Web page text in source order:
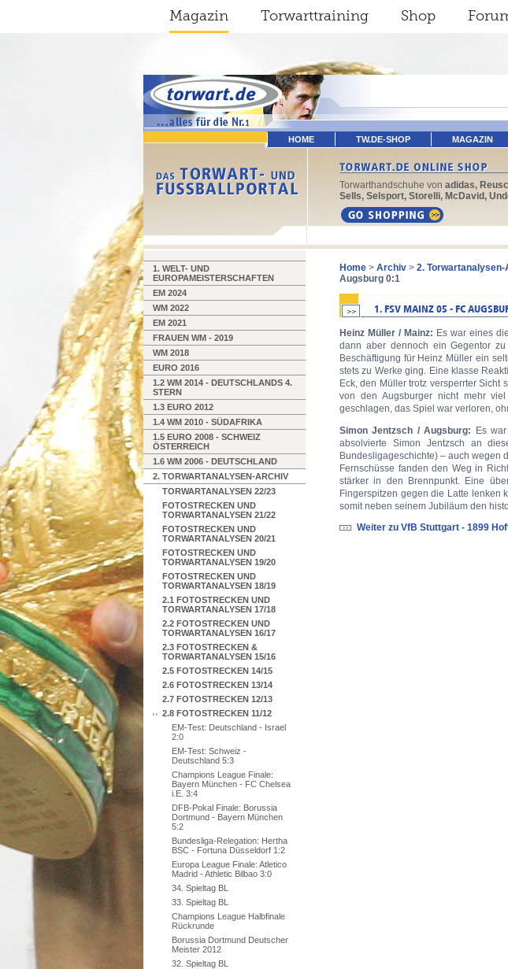
Magazin Torwarttraining Shop
HOME TW.DE-SHOP MAGAZIN
Torwarthandschuhe von adidas,
Sells, Selsport, Storelli, McDavid,
1. WELT- UND
EUROPAMEISTERSCHAFTEN
EM 2024
WM 2022
EM 2021
FRAUEN WM - 2019
WM 2018
EURO 2016
1.2 WM 2014 - DEUTSCHLANDS 4.
STERN
1.3 EURO 2012
1.4 WM 2010 - SÜDAFRIKA
1.5 EURO 2008 - SCHWEIZ
ÖSTERREICH
1.6 WM 2006 - DEUTSCHLAND
2. TORWARTANALYSEN-ARCHIV
TORWARTANALYSEN 22/23
FOTOSTRECKEN UND
TORWARTANALYSEN 21/22
FOTOSTRECKEN UND
TORWARTANALYSEN 20/21
FOTOSTRECKEN UND
TORWARTANALYSEN 19/20
FOTOSTRECKEN UND
TORWARTANALYSEN 18/19
2.1 FOTOSTRECKEN UND
TORWARTANALYSEN 17/18
2.2 FOTOSTRECKEN UND
TORWARTANALYSEN 16/17
2.3 FOTOSTRECKEN &
TORWARTANALYSEN 15/16
2.5 FOTOSTRECKEN 14/15
2.6 FOTOSTRECKEN 13/14
2.7 FOTOSTRECKEN 12/13
2.8 FOTOSTRECKEN 11/12
EM-Test: Deutschland - Israel
2:0
EM-Test: Schweiz -
Deutschland 5:3
Champions League Finale:
Bayern München - FC Chelsea
i.E. 3:4
DFB-Pokal Finale: Borussia
Dortmund - Bayern München
5:2
Bundesliga-Relegation: Hertha
BSC - Fortuna Düsseldorf 1:2
Europa League Finale: Atletico
Madrid - Athletic Bilbao 3:0
34. Spieltag BL
33. Spieltag BL
Champions League Halbfinale
Rückrunde
Borussia Dortmund Deutscher
Meister 2012
32. Spieltag BL
Home > Archiv > 2.
Augsburg 0:1
Heinz Müller / Mainz: Es war eines
dann aber dennoch ein Gegentor
Beschäftigung für Heinz Müller ein
stets zu Werke ging. Eine klasse
Eck, den Müller trotz versperrter Sicht
von den Augsburger nicht mehr
geschlagen, das Spiel war verloren,
Simon Jentzsch / Augsburg: Es
absolvierte Simon Jentzsch an
Bundesligageschichte) – auch wegen
Fernschüsse fanden den Weg in
stärker in den Brennpunkt. Eine
Fingerspitzen gegen die Latte lenken
somit neben seinem Jubiläum den
Weiter zu VfB Stuttgart - 1899